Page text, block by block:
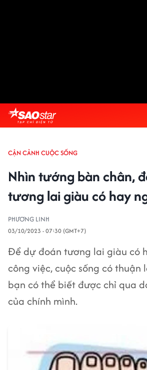
CẬN CẢNH CUỘC SỐNG
Nhìn tướng bàn chân,
tương lai giàu có hay
PHƯƠNG LINH
03/10/2023 - 07:30 (GMT+7)
Để dự đoán tương lai giàu có
công việc, cuộc sống có thuận
bạn có thể biết được chỉ qua
của chính mình.